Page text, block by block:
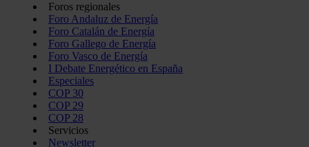
Foros regionales
Foro Andaluz de Energía
Foro Catalán de Energía
Foro Gallego de Energía
Foro Vasco de Energía
I Debate Energético en España
Especiales
COP 30
COP 29
COP 28
Servicios
Newsletter